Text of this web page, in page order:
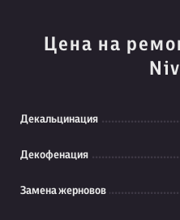
Цена на
Декальцинация
Декофенация
Замена жерновов